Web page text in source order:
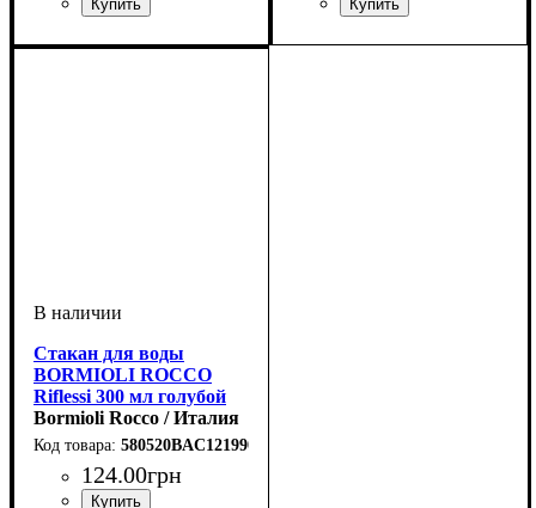
Стакан для воды
BORMIOLI ROCCO
Riflessi 300 мл голубой
диамант
Bormioli Rocco / Италия
580520BAC121990
124.00грн